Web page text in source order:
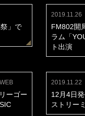
」で
2019.11.26
FM802開
ラム「
ト出演
ーゴー
2019.11.22
12月4日
ストリー